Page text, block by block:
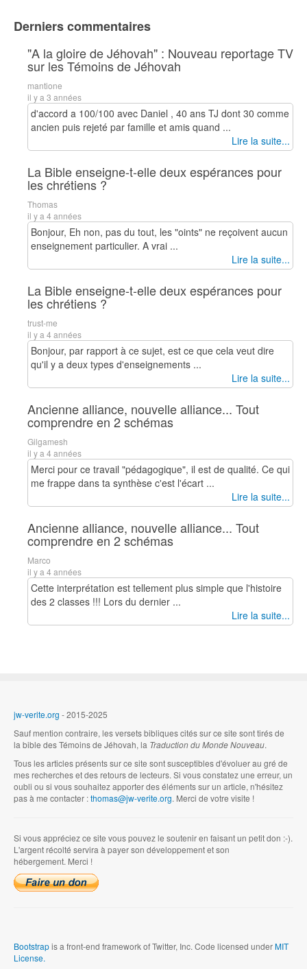
Derniers commentaires
"A la gloire de Jéhovah" : Nouveau reportage TV
sur les Témoins de Jéhovah
mantione
il y a 3 années
d'accord a 100/100 avec Daniel , 40 ans TJ dont 30 comme
ancien puis rejeté par famille et amis quand ...
Lire la suite...
La Bible enseigne-t-elle deux espérances pour
les chrétiens ?
Thomas
il y a 4 années
Bonjour, Eh non, pas du tout, les "oints" ne reçoivent aucun
enseignement particulier. A vrai ...
Lire la suite...
La Bible enseigne-t-elle deux espérances pour
les chrétiens ?
trust-me
il y a 4 années
Bonjour, par rapport à ce sujet, est ce que cela veut dire
qu'il y a deux types d'enseignements ...
Lire la suite...
Ancienne alliance, nouvelle alliance... Tout
comprendre en 2 schémas
Gilgamesh
il y a 4 années
Merci pour ce travail "pédagogique", il est de qualité. Ce qui
me frappe dans ta synthèse c'est l'écart ...
Lire la suite...
Ancienne alliance, nouvelle alliance... Tout
comprendre en 2 schémas
Marco
il y a 4 années
Cette interprétation est tellement plus simple que l'histoire
des 2 classes !!! Lors du dernier ...
Lire la suite...
jw-verite.org - 2015-2025
Sauf mention contraire, les versets bibliques cités sur ce site sont tirés de
la bible des Témoins de Jéhovah, la Traduction du Monde Nouveau.
Tous les articles présents sur ce site sont susceptibles d'évoluer au gré de
mes recherches et des retours de lecteurs. Si vous constatez une erreur, un
oubli ou si vous souhaitez apporter des éléments sur un article, n'hésitez
pas à me contacter :thomas@jw-verite.org. Merci de votre visite !
Si vous appréciez ce site vous pouvez le soutenir en faisant un petit don :-).
L'argent récolté servira à payer son développement et son
hébergement. Merci !
Bootstrapis a front-end framework of Twitter, Inc. Code licensed underMIT
License.